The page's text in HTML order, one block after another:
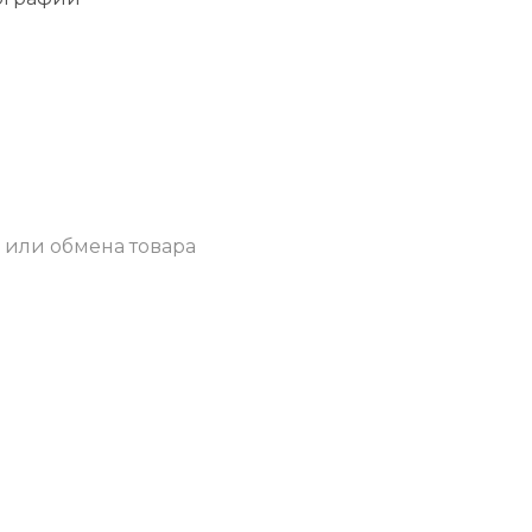
обмена товара